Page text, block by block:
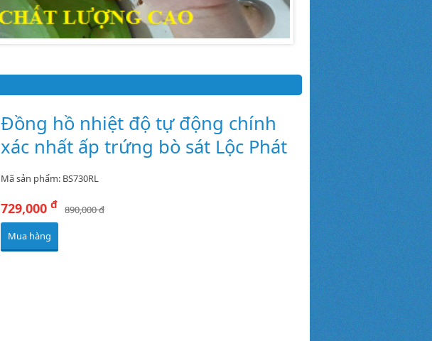
Đồng hồ nhiệt độ tự động chính
xác nhất ấp trứng bò sát Lộc Phát
Mã sản phẩm: BS730RL
729,000đ 890,000 đ
Mua hàng